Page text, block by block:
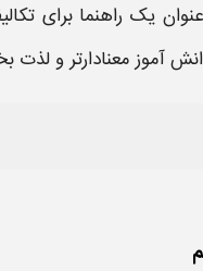
عنوان یک راهنما برای
آموز معنادارتر و